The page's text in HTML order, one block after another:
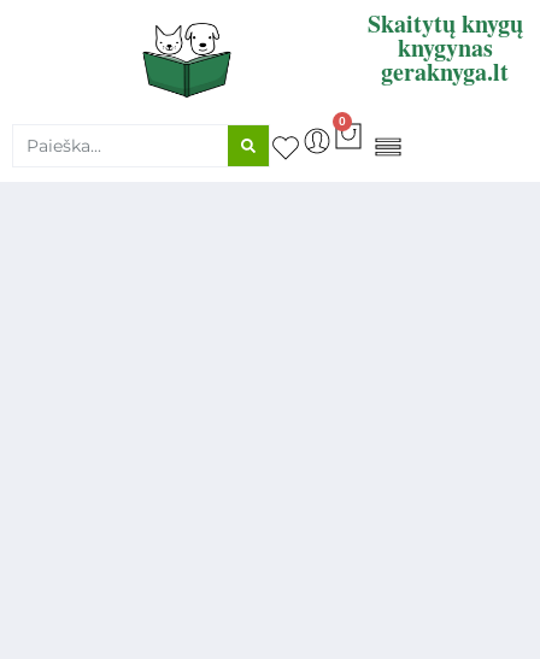
Skaitytų knygų
knygynas
geraknyga.lt
0